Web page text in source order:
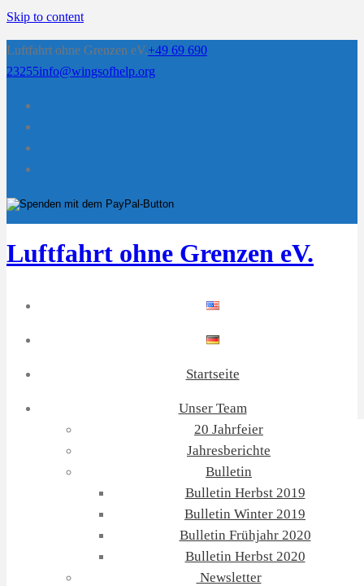
Skip to content
Luftfahrt ohne Grenzen eV.+49 69 690
23255info@wingsofhelp.org
Luftfahrt ohne Grenzen eV.
Startseite
Unser Team
20 Jahrfeier
Jahresberichte
Bulletin
Bulletin Herbst 2019
Bulletin Winter 2019
Bulletin Frühjahr 2020
Bulletin Herbst 2020
Newsletter